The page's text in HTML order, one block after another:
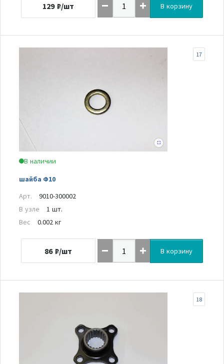
129 ₽/шт В корзину
В наличии
шайба Ф10
17
Арт.
9010-300002
В узле
1 шт.
Вес
0.002 кг
86 ₽/шт В корзину
18